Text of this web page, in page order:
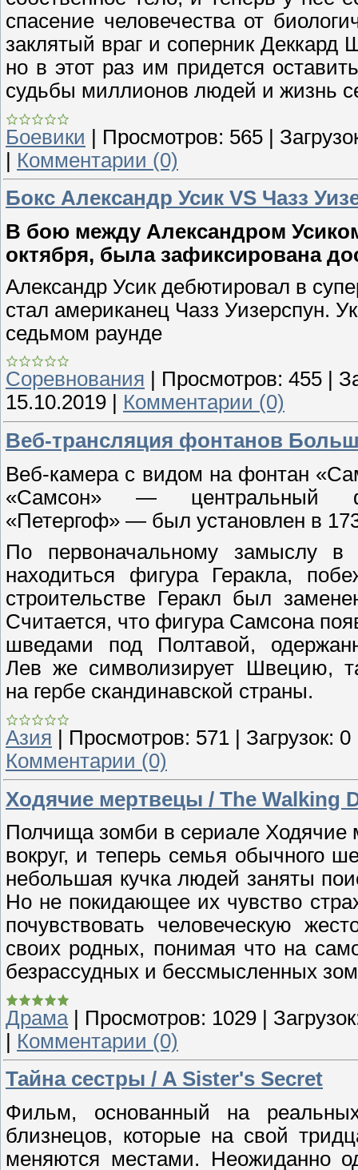
спасение человечества от
заклятый враг и соперник
но в этот раз им придется
судьбы миллионов людей и жизнь
Боевики Просмотров: 565
Комментарии (0)
Бокс Александр Усик VS Чазз
В бою между Александром
октября, была зафиксирована
Александр Усик дебютировал в
стал американец Чазз Уизерспун.
седьмом раунде
Соревнования Просмотров: 455
15.10.2019
Комментарии (0)
Веб-трансляция фонтанов
Веб-камера с видом на фонтан
«Самсон» — центральный
«Петергоф» — был установлен в
По первоначальному замыслу
находиться фигура Геракла,
строительстве Геракл был
Считается, что фигура Самсона
шведами под Полтавой,
Лев же символизирует Швецию,
на гербе скандинавской страны.
Азия Просмотров: 571 Загрузок: 0
Комментарии (0)
Ходячие мертвецы / The Walking
Полчища зомби в сериале Ходячие
вокруг, и теперь семья обычного
небольшая кучка людей заняты
Но не покидающее их чувство
почувствовать человеческую
своих родных, понимая что на
безрассудных и бессмысленных
Драма| Просмотров: 1029
Комментарии (0)
Тайна сестры / A Sister's Secret
Фильм, основанный на
близнецов, которые на свой
меняются местами. Неожиданно